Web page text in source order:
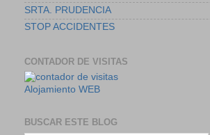
SRTA. PRUDENCIA
STOP ACCIDENTES
CONTADOR DE VISITAS
Alojamiento WEB
BUSCAR ESTE BLOG